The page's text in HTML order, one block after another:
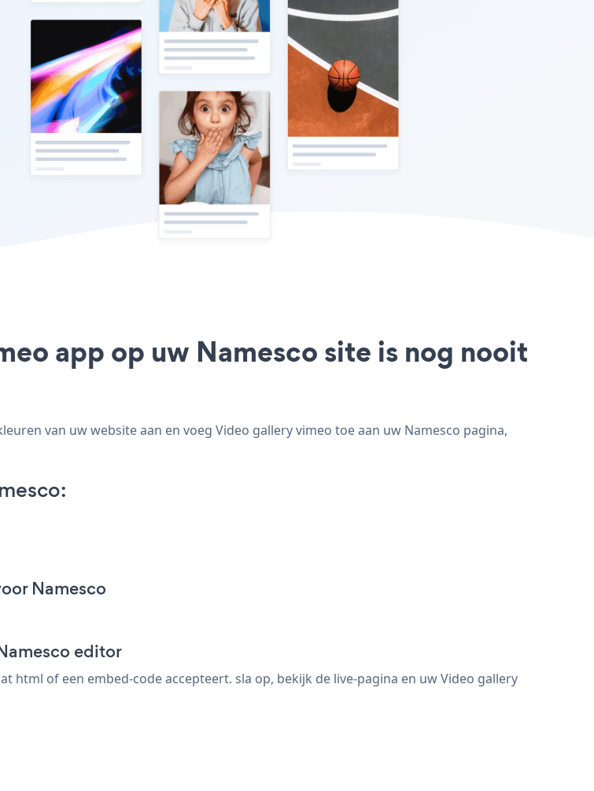
app op uw Namesco site is nog nooit
van uw website aan en voeg Video gallery vimeo toe aan uw Namesco pagina,
Namesco
editor
html of een embed-code accepteert. sla op, bekijk de live-pagina en uw Video gallery